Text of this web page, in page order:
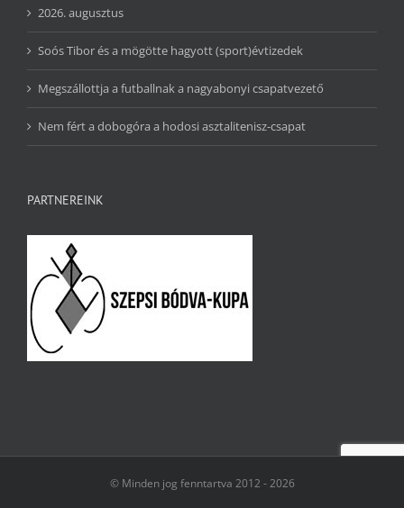
2026. augusztus
Soós Tibor és a mögötte hagyott (sport)évtizedek
Megszállottja a futballnak a nagyabonyi csapatvezető
Nem fért a dobogóra a hodosi asztalitenisz-csapat
PARTNEREINK
© Minden jog fenntartva 2012 -2026